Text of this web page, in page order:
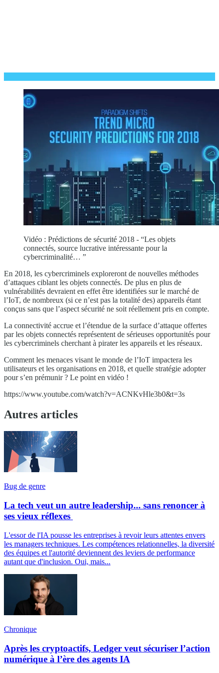
Vidéo : Prédictions de sécurité 2018 - “Les objets
connectés, source lucrative intéressante pour la
cybercriminalité… ”
En 2018, les cybercriminels exploreront de nouvelles méthodes
d’attaques ciblant les objets connectés. De plus en plus de
vulnérabilités devraient en effet être identifiées sur le marché de
l’IoT, de nombreux (si ce n’est pas la totalité des) appareils étant
conçus sans que l’aspect sécurité ne soit réellement pris en compte.
La connectivité accrue et l’étendue de la surface d’attaque offertes
par les objets connectés représentent de sérieuses opportunités pour
les cybercriminels cherchant à pirater les appareils et les réseaux.
Comment les menaces visant le monde de l’IoT impactera les
utilisateurs et les organisations en 2018, et quelle stratégie adopter
pour s’en prémunir ? Le point en vidéo !
https://www.youtube.com/watch?v=ACNKvHle3b0&t=3s
Autres articles
Bug de genre
La tech veut un autre leadership... sans renoncer à
ses vieux réflexes
L'essor de l'IA pousse les entreprises à revoir leurs attentes envers
les managers techniques. Les compétences relationnelles, la diversité
des équipes et l'autorité deviennent des leviers de performance
autant que d'inclusion. Oui, mais...
Chronique
Après les cryptoactifs, Ledger veut sécuriser l’action
numérique à l’ère des agents IA